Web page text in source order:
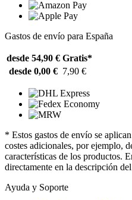
Gastos de envío para España
desde 54,90 € Gratis*
desde 0,00 € 7,90 €
* Estos gastos de envío se
costes adicionales, por ejemplo,
características de los productos.
directamente en la descripción
Ayuda y Soporte